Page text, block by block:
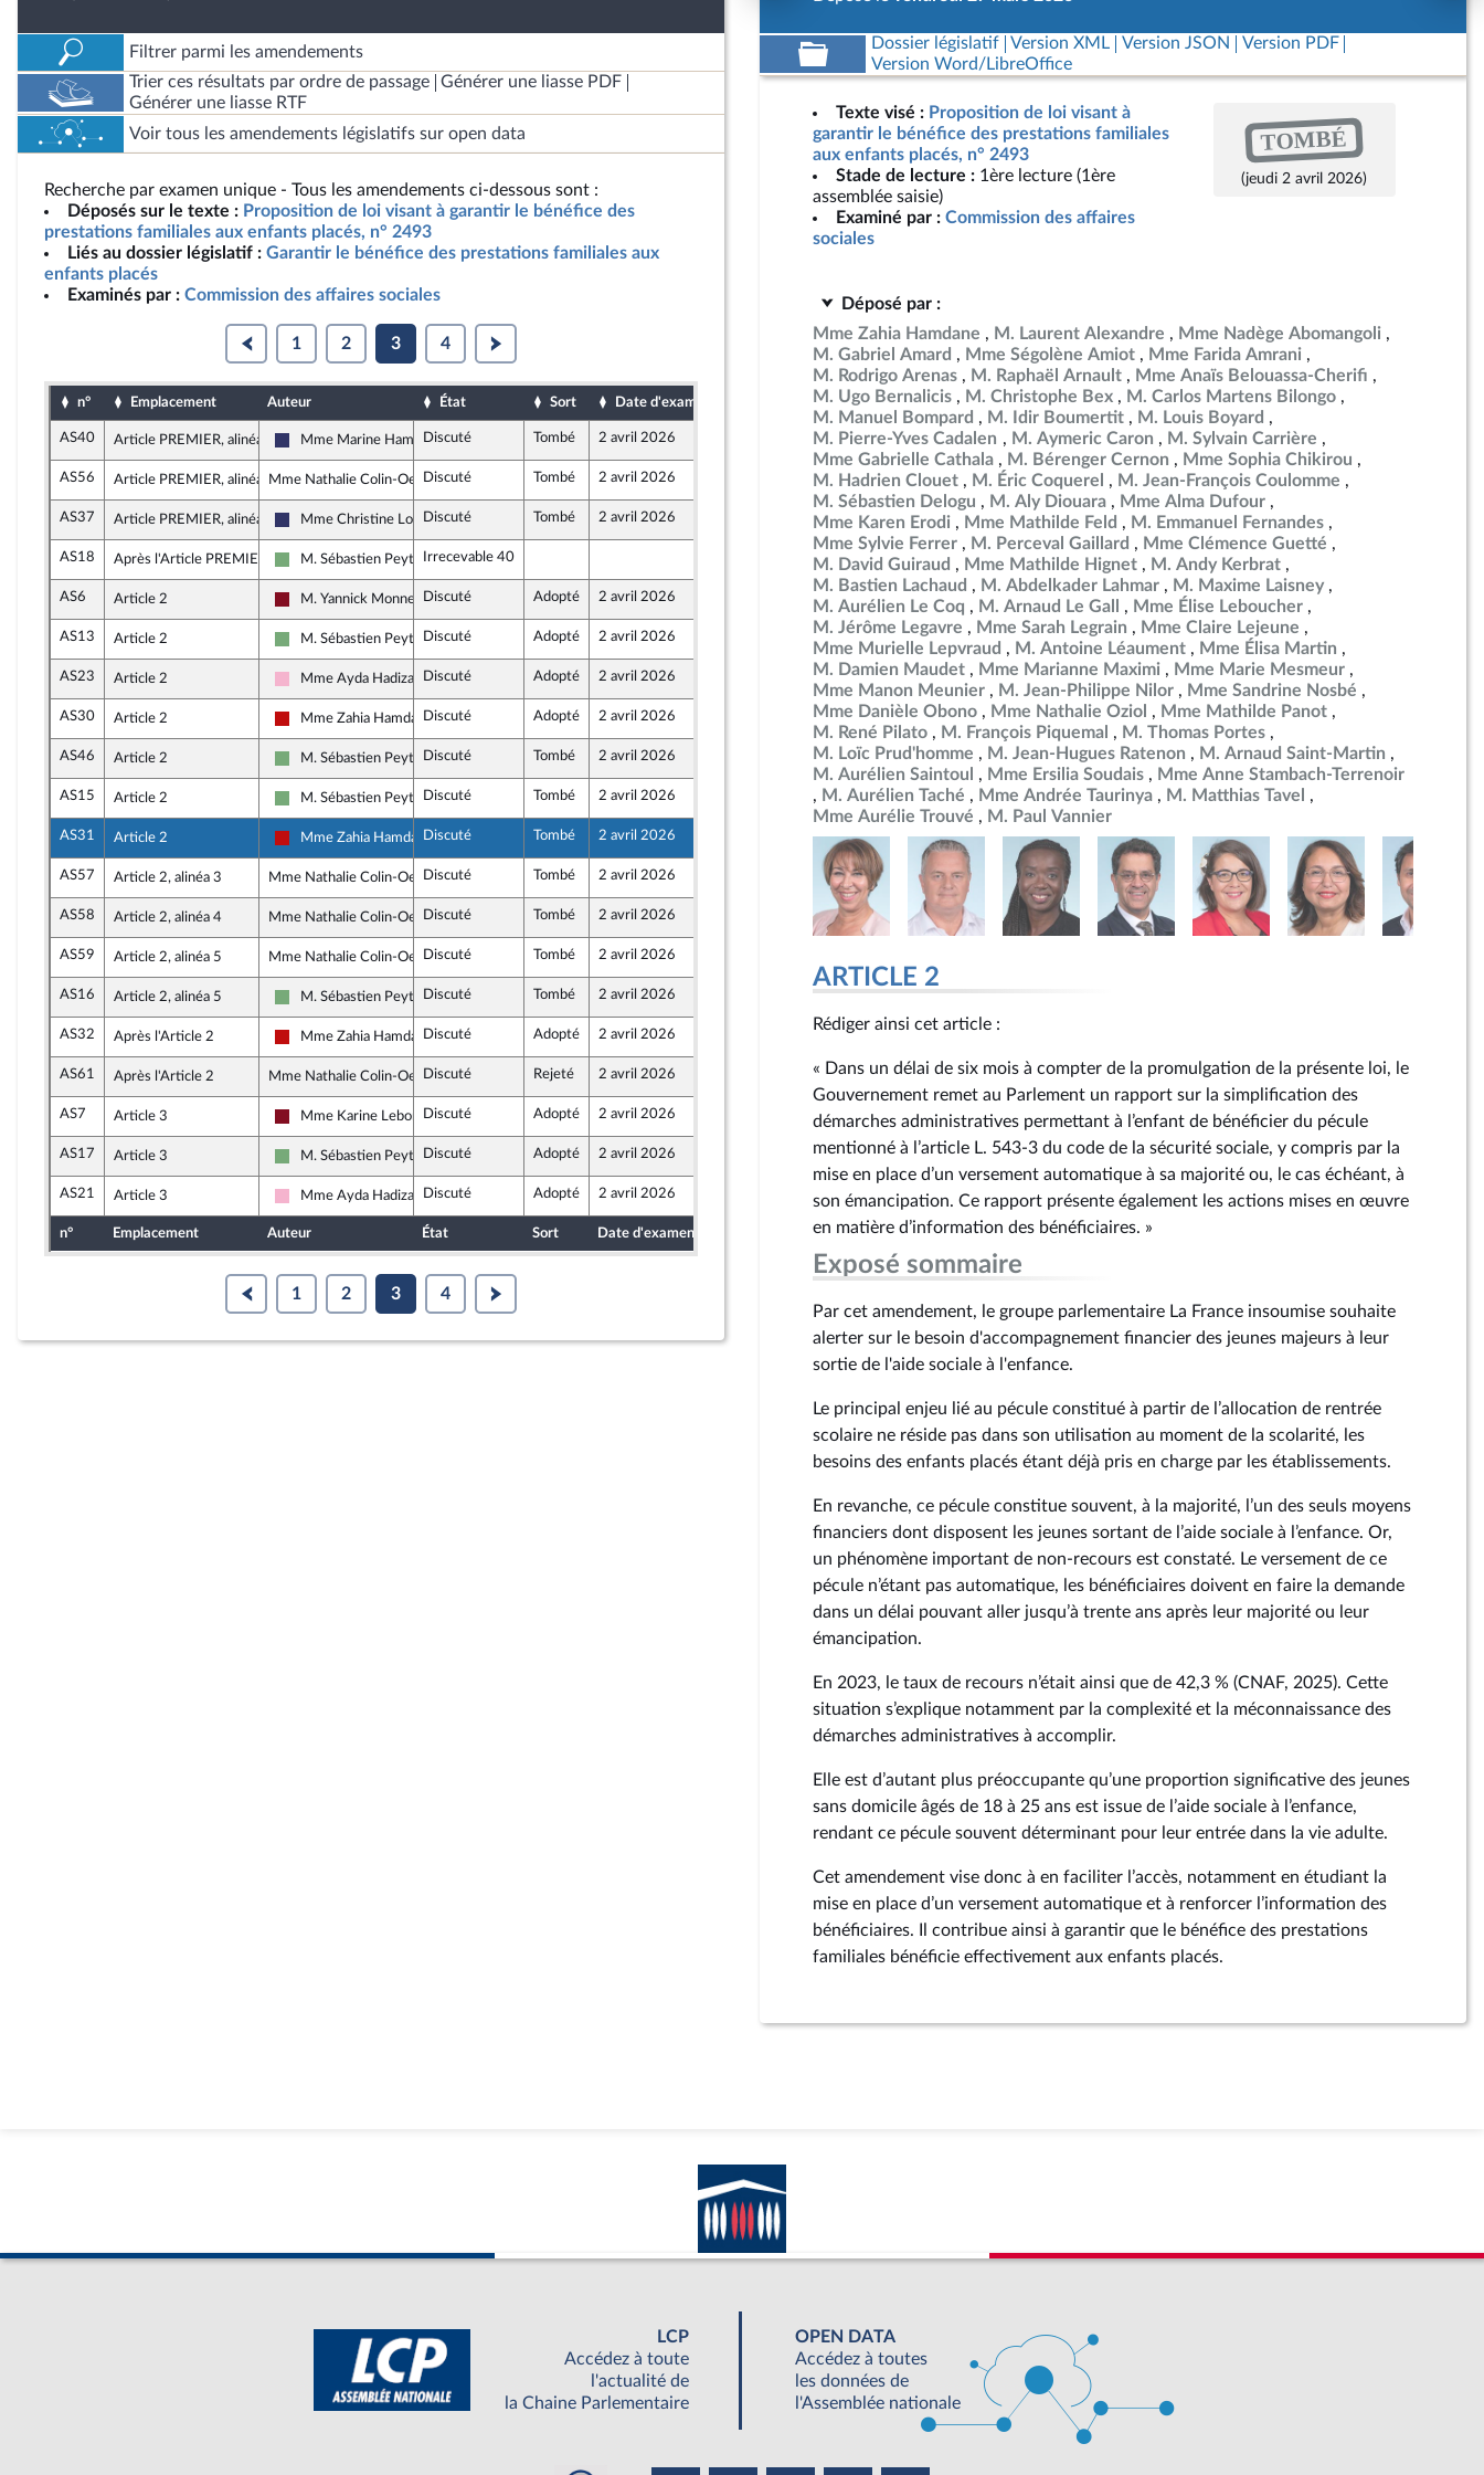
Filtrer parmi les amendements
Trier ces résultats par ordre de passage
Générer une liasse PDF
Générer une liasse RTF
Voir tous les amendements législatifs sur open data
Recherche par examen unique - Tous les amendements ci-dessous sont :
Déposés sur le texte : Proposition de loi visant à garantir le bénéfice des
prestations familiales aux enfants placés, n° 2493
Liés au dossier législatif : Garantir le bénéfice des prestations familiales aux
enfants placés
Examinés par : Commission des affaires sociales
1 2 3 4
n° Emplacement Auteur État Sort Date d'examen Date de dépôt
AS40 Article PREMIER, alinéa 10
Rassemblement National
Mme Marine HameletDiscuté Tombé 2 avril 2026 27 mars 2026
AS56 Article PREMIER, alinéa 10Mme Nathalie Colin-Oesterlé, rapporteure
Discuté Tombé 2 avril 2026 31 mars 2026
AS37 Article PREMIER, alinéa 10
Rassemblement National
Mme Christine Loir Discuté Tombé 2 avril 2026 27 mars 2026
AS18 Après l'Article PREMIER
Écologiste et Social
M. Sébastien PeytavieIrrecevable 40 25 mars 2026
AS6 Article 2
Gauche Démocrate et Républicaine
M. Yannick Monnet Discuté Adopté 2 avril 2026 24 mars 2026
AS13 Article 2
Écologiste et Social
M. Sébastien PeytavieDiscuté Adopté 2 avril 2026 25 mars 2026
AS23 Article 2
Socialistes et apparentés
Mme Ayda HadizadehDiscuté Adopté 2 avril 2026 27 mars 2026
AS30 Article 2
La France insoumise - Nouveau Front Populaire
Mme Zahia HamdaneDiscuté Adopté 2 avril 2026 27 mars 2026
AS46 Article 2
Écologiste et Social
M. Sébastien PeytavieDiscuté Tombé 2 avril 2026 27 mars 2026
AS15 Article 2
Écologiste et Social
M. Sébastien PeytavieDiscuté Tombé 2 avril 2026
AS31 Article 2
La France insoumise - Nouveau Front Populaire
Mme Zahia HamdaneDiscuté Tombé 2 avril 2026 27 mars 2026
AS57 Article 2, alinéa 3 Mme Nathalie Colin-Oesterlé, rapporteure
Discuté Tombé 2 avril 2026
AS58 Article 2, alinéa 4 Mme Nathalie Colin-Oesterlé, rapporteure
Discuté Tombé 2 avril 2026 31 mars 2026
AS59 Article 2, alinéa 5 Mme Nathalie Colin-Oesterlé, rapporteure
Discuté Tombé 2 avril 2026
AS16 Article 2, alinéa 5
Écologiste et Social
M. Sébastien PeytavieDiscuté Tombé 2 avril 2026 25 mars 2026
AS32 Après l'Article 2
La France insoumise - Nouveau Front Populaire
Mme Zahia HamdaneDiscuté Adopté 2 avril 2026 27 mars 2026
AS61 Après l'Article 2 Mme Nathalie Colin-Oesterlé, rapporteure
Discuté Rejeté 2 avril 2026 31 mars 2026
AS7 Article 3
Gauche Démocrate et Républicaine
Mme Karine Lebon Discuté Adopté 2 avril 2026 24 mars 2026
AS17 Article 3
Écologiste et Social
M. Sébastien PeytavieDiscuté Adopté 2 avril 2026 25 mars 2026
AS21 Article 3
Socialistes et apparentés
Mme Ayda HadizadehDiscuté Adopté 2 avril 2026
n° Emplacement Auteur État Sort Date d'examen Date de dépôt
1 2 3 4
Dossier législatif Version XML Version JSON
Version PDF
Version Word/LibreOffice
Texte visé : Proposition de loi visant à
garantir le bénéfice des prestations familiales
aux enfants placés, n° 2493
Stade de lecture : 1ère lecture (1ère
assemblée saisie)
Examiné par : Commission des affaires
sociales
TOMBÉ
(jeudi 2 avril 2026)
Déposé par :
Mme Zahia Hamdane
M. Laurent Alexandre
Mme Nadège Abomangoli
M. Gabriel Amard
Mme Ségolène Amiot
Mme Farida Amrani
M. Rodrigo Arenas
M. Raphaël Arnault
Mme Anaïs Belouassa-Cherifi
M. Ugo Bernalicis
M. Christophe Bex
M. Carlos Martens Bilongo
M. Manuel Bompard
M. Idir Boumertit
M. Louis Boyard
M. Pierre-Yves Cadalen
M. Aymeric Caron
M. Sylvain Carrière
Mme Gabrielle Cathala
M. Bérenger Cernon
Mme Sophia Chikirou
M. Hadrien Clouet
M. Éric Coquerel
M. Jean-François Coulomme
M. Sébastien Delogu
M. Aly Diouara
Mme Alma Dufour
Mme Karen Erodi
Mme Mathilde Feld
M. Emmanuel Fernandes
Mme Sylvie Ferrer
M. Perceval Gaillard
Mme Clémence Guetté
M. David Guiraud
Mme Mathilde Hignet
M. Andy Kerbrat
M. Bastien Lachaud
M. Abdelkader Lahmar
M. Maxime Laisney
M. Aurélien Le Coq
M. Arnaud Le Gall
Mme Élise Leboucher
M. Jérôme Legavre
Mme Sarah Legrain
Mme Claire Lejeune
Mme Murielle Lepvraud
M. Antoine Léaument
Mme Élisa Martin
M. Damien Maudet
Mme Marianne Maximi
Mme Marie Mesmeur
Mme Manon Meunier
M. Jean-Philippe Nilor
Mme Sandrine Nosbé
Mme Danièle Obono
Mme Nathalie Oziol
Mme Mathilde Panot
M. René Pilato
M. François Piquemal
M. Thomas Portes
M. Loïc Prud'homme
M. Jean-Hugues Ratenon
M. Arnaud Saint-Martin
M. Aurélien Saintoul
Mme Ersilia Soudais
Mme Anne Stambach-Terrenoir
M. Aurélien Taché
Mme Andrée Taurinya
M. Matthias Tavel
Mme Aurélie Trouvé
M. Paul Vannier
ARTICLE 2
Rédiger ainsi cet article :
« Dans un délai de six mois à compter de la promulgation de la présente loi, le
Gouvernement remet au Parlement un rapport sur la simplification des
démarches administratives permettant à l’enfant de bénéficier du pécule
mentionné à l’article L. 543‑3 du code de la sécurité sociale, y compris par la
mise en place d’un versement automatique à sa majorité ou, le cas échéant, à
son émancipation. Ce rapport présente également les actions mises en œuvre
en matière d’information des bénéficiaires. »
Exposé sommaire
Par cet amendement, le groupe parlementaire La France insoumise souhaite
alerter sur le besoin d'accompagnement financier des jeunes majeurs à leur
sortie de l'aide sociale à l'enfance.
Le principal enjeu lié au pécule constitué à partir de l’allocation de rentrée
scolaire ne réside pas dans son utilisation au moment de la scolarité, les
besoins des enfants placés étant déjà pris en charge par les établissements.
En revanche, ce pécule constitue souvent, à la majorité, l’un des seuls moyens
financiers dont disposent les jeunes sortant de l’aide sociale à l’enfance. Or,
un phénomène important de non-recours est constaté. Le versement de ce
pécule n’étant pas automatique, les bénéficiaires doivent en faire la demande
dans un délai pouvant aller jusqu’à trente ans après leur majorité ou leur
émancipation.
En 2023, le taux de recours n’était ainsi que de 42,3 % (CNAF, 2025). Cette
situation s’explique notamment par la complexité et la méconnaissance des
démarches administratives à accomplir.
Elle est d’autant plus préoccupante qu’une proportion significative des jeunes
sans domicile âgés de 18 à 25 ans est issue de l’aide sociale à l’enfance,
rendant ce pécule souvent déterminant pour leur entrée dans la vie adulte.
Cet amendement vise donc à en faciliter l’accès, notamment en étudiant la
mise en place d’un versement automatique et à renforcer l’information des
bénéficiaires. Il contribue ainsi à garantir que le bénéfice des prestations
familiales bénéficie effectivement aux enfants placés.
LCP
Accédez à toute
l'actualité de
la Chaine Parlementaire
OPEN DATA
Accédez à toutes
les données de
l'Assemblée nationale